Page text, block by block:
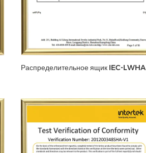
Распределительное ящик IEC-LWHA